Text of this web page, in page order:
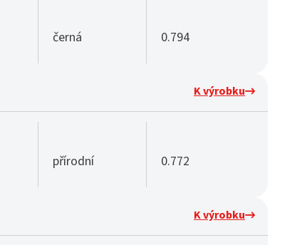
černá 0.794
K výrobku
přírodní 0.772
K výrobku